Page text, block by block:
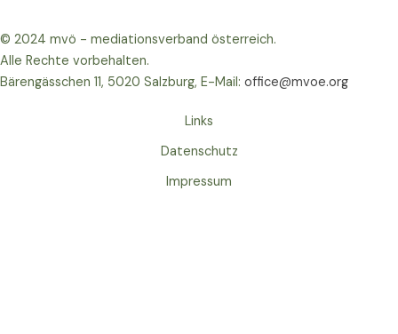
© 2024 mvö - mediationsverband österreich.
Alle Rechte vorbehalten.
Bärengässchen 11, 5020 Salzburg, E-Mail: office@mvoe.org
Links
Datenschutz
Impressum